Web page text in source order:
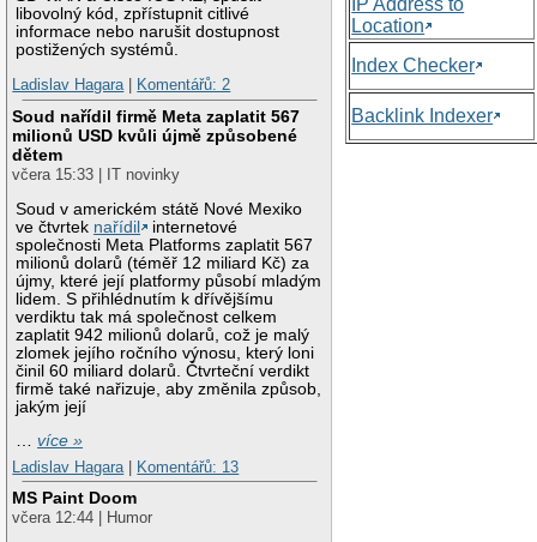
libovolný kód, zpřístupnit citlivé
informace nebo narušit dostupnost
postižených systémů.
Ladislav Hagara| Komentářů: 2
Soud nařídil firmě Meta zaplatit 567
milionů USD kvůli újmě způsobené
dětem
včera 15:33 | IT novinky
Soud v americkém státě Nové Mexiko
ve čtvrtek nařídil
internetové
společnosti Meta Platforms zaplatit 567
milionů dolarů (téměř 12 miliard Kč) za
újmy, které její platformy působí mladým
lidem. S přihlédnutím k dřívějšímu
verdiktu tak má společnost celkem
zaplatit 942 milionů dolarů, což je malý
zlomek jejího ročního výnosu, který loni
činil 60 miliard dolarů. Čtvrteční verdikt
firmě také nařizuje, aby změnila způsob,
jakým její
…více »
Ladislav Hagara
Komentářů: 13
MS Paint Doom
včera 12:44 | Humor
Location
Index Checker
Backlink Indexer